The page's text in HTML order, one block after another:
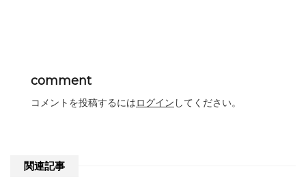
comment
コメントを投稿するにはログイン してください。
関連記事